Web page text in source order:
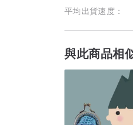
平均出貨速度：
與此商品相